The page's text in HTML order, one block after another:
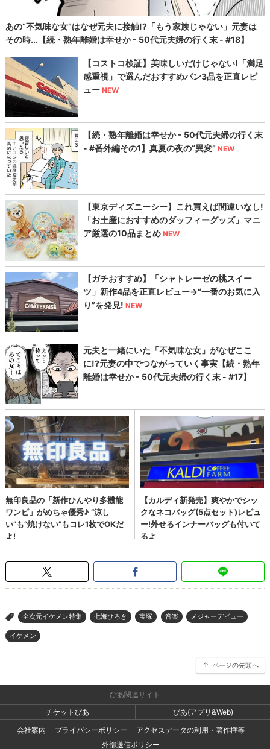
> 全次元イケメン特集 七海ひろき 宝塚 音楽 メジャーデビュー
イケメン
ページの先頭へ
ぴあ関連サイト
チケットぴあ
ぴあ(アプリ&Web)
会社案内
プライバシーポリシー
アクセスデータの利用・著作権等
外部送信ポリシー